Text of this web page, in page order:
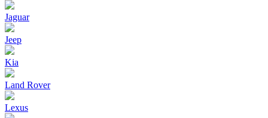
Jaguar
Jeep
Kia
Land Rover
Lexus